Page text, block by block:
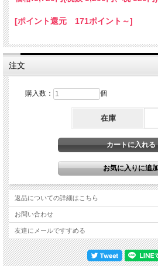
[ポイント還元 171ポイント～]
注文
購入数： 個
在庫
返品についての詳細はこちら
お問い合わせ
友達にメールですすめる